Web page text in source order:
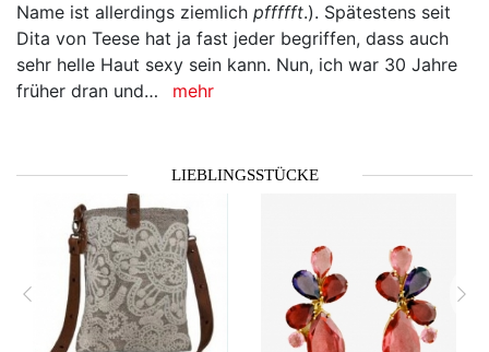
Name ist allerdings ziemlich pffffft.). Spätestens seit
Dita von Teese hat ja fast jeder begriffen, dass auch
sehr helle Haut sexy sein kann. Nun, ich war 30 Jahre
früher dran und…
mehr
LIEBLINGSSTÜCKE
zurück vor